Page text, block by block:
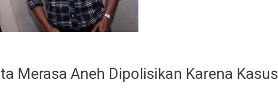
Merasa Aneh Dipolisikan Karena Kasus